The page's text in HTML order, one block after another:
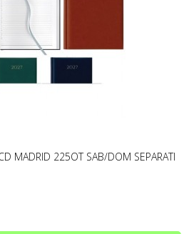
MADRID 225OT SAB/DOM SEPARATI